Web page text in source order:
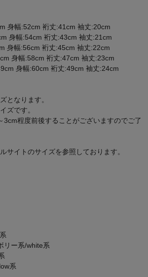
トまとめ買い
身幅:52cm 裄丈:41cm 袖丈:20cm
身幅:54cm 裄丈:43cm 袖丈:21cm
身幅:56cm 裄丈:45cm 袖丈:22cm
身幅:58cm 裄丈:47cm 袖丈:23cm
身幅:60cm 裄丈:49cm 袖丈:24cm
となります。
ズです。
3cm程度前後することがございますのでご了
サイトのサイズを参照しております。
リー系/white系
系